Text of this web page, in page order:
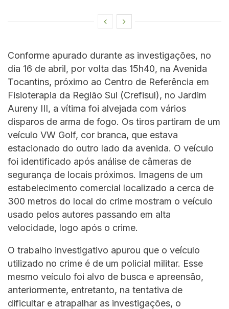
Conforme apurado durante as investigações, no
dia 16 de abril, por volta das 15h40, na Avenida
Tocantins, próximo ao Centro de Referência em
Fisioterapia da Região Sul (Crefisul), no Jardim
Aureny III, a vítima foi alvejada com vários
disparos de arma de fogo. Os tiros partiram de um
veículo VW Golf, cor branca, que estava
estacionado do outro lado da avenida. O veículo
foi identificado após análise de câmeras de
segurança de locais próximos. Imagens de um
estabelecimento comercial localizado a cerca de
300 metros do local do crime mostram o veículo
usado pelos autores passando em alta
velocidade, logo após o crime.
O trabalho investigativo apurou que o veículo
utilizado no crime é de um policial militar. Esse
mesmo veículo foi alvo de busca e apreensão,
anteriormente, entretanto, na tentativa de
dificultar e atrapalhar as investigações, o